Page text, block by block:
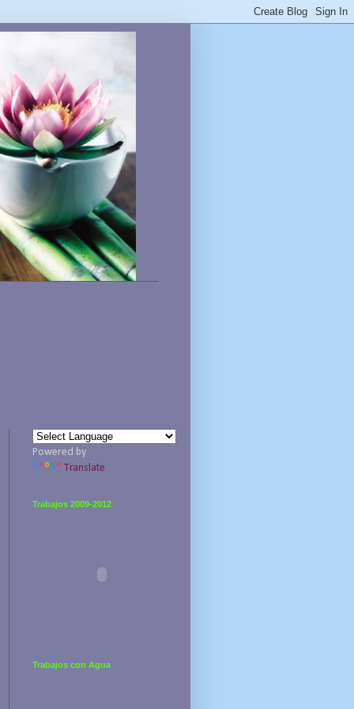
Powered by
Translate
Trabajos 2009-2012
Trabajos con Agua